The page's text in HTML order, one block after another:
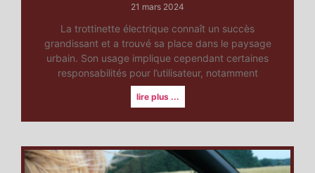
21 mars 2024
La trottinette électrique connaît un succès
grandissant et a trouvé sa place dans le paysage
urbain. Son usage implique cependant certaines
responsabilités pour l’utilisateur, notamment
lire plus ...